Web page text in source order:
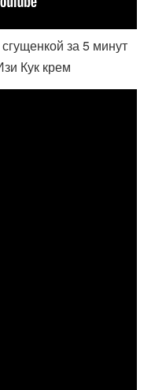
за 5 минут
Кук крем